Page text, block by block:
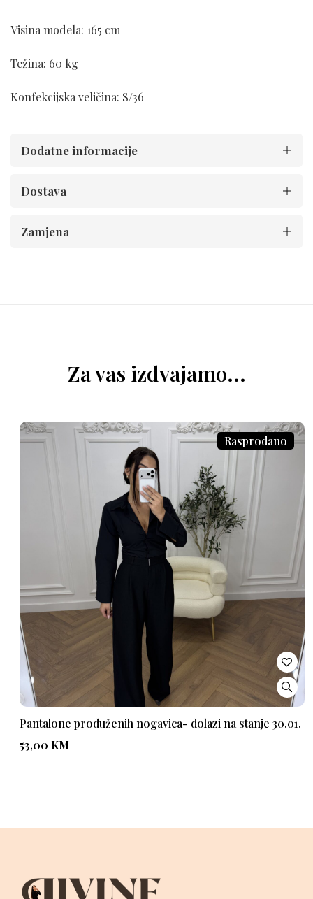
Visina modela: 165 cm
Težina: 60 kg
Konfekcijska veličina: S/36
Dodatne informacije
Dostava
Zamjena
Za vas izdvajamo...
Rasprodano
Pantalone produženih nogavica- dolazi na stanje 30.01.
53,00 KM